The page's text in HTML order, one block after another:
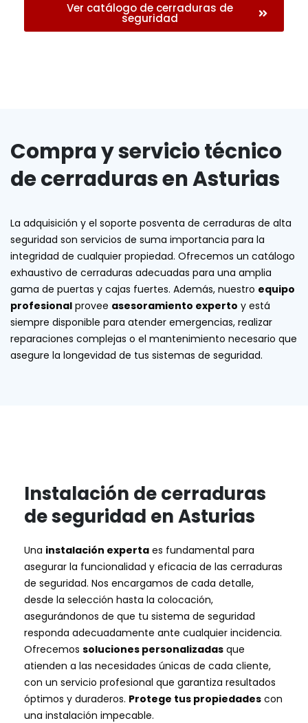
Ver catálogo de cerraduras de
seguridad
Compra y servicio técnico
de cerraduras en Asturias
La adquisición y el soporte posventa de cerraduras de alta
seguridad son servicios de suma importancia para la
integridad de cualquier propiedad. Ofrecemos un catálogo
exhaustivo de cerraduras adecuadas para una amplia
gama de puertas y cajas fuertes. Además, nuestro equipo
profesional provee asesoramiento experto y está
siempre disponible para atender emergencias, realizar
reparaciones complejas o el mantenimiento necesario que
asegure la longevidad de tus sistemas de seguridad.
Instalación de cerraduras
de seguridad en Asturias
Una instalación experta es fundamental para
asegurar la funcionalidad y eficacia de las cerraduras
de seguridad. Nos encargamos de cada detalle,
desde la selección hasta la colocación,
asegurándonos de que tu sistema de seguridad
responda adecuadamente ante cualquier incidencia.
Ofrecemos soluciones personalizadas que
atienden a las necesidades únicas de cada cliente,
con un servicio profesional que garantiza resultados
óptimos y duraderos. Protege tus propiedades con
una instalación impecable.